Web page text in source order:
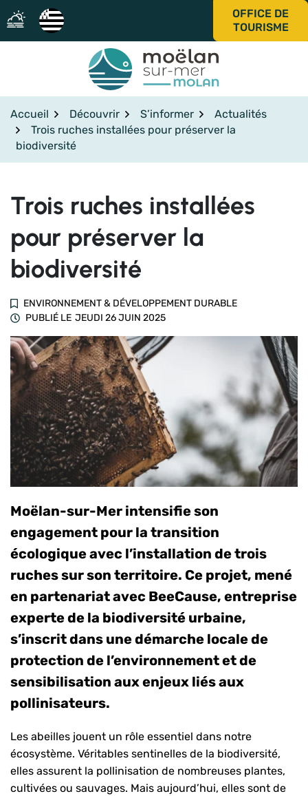
Aller
au
contenu
OFFICE DE
TOURISME
Accueil Découvrir S’informer
Actualités
Trois ruches installées pour préserver la
biodiversité
Trois ruches installées
pour préserver la
biodiversité
ENVIRONNEMENT & DÉVELOPPEMENT DURABLE
PUBLIÉ LE JEUDI 26 JUIN 2025
Moëlan-sur-Mer intensifie son
engagement pour la transition
écologique avec l’installation de trois
ruches sur son territoire. Ce projet, mené
en partenariat avec BeeCause, entreprise
experte de la biodiversité urbaine,
s’inscrit dans une démarche locale de
protection de l’environnement et de
sensibilisation aux enjeux liés aux
pollinisateurs.
Les abeilles jouent un rôle essentiel dans notre
écosystème. Véritables sentinelles de la biodiversité,
elles assurent la pollinisation de nombreuses plantes,
cultivées ou sauvages. Mais aujourd’hui, elles sont de